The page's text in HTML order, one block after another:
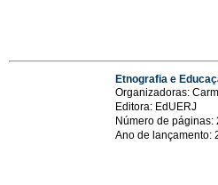
Etnografia e
Organizadoras:
Editora: EdUERJ
Número de páginas:
Ano de lançamento: